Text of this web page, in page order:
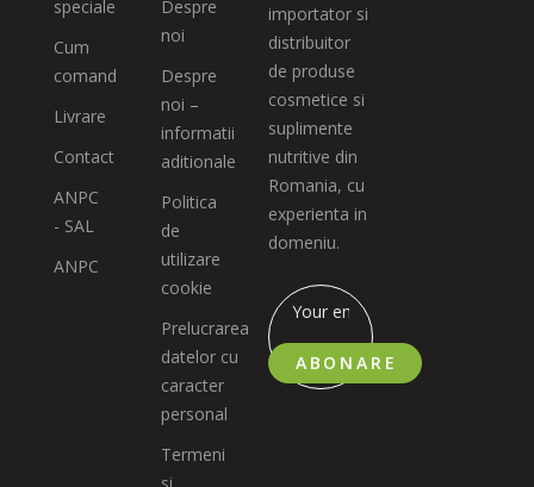
speciale
Cum
comand
Livrare
Contact
ANPC
- SAL
ANPC
Despre
noi
Despre
noi –
informatii
aditionale
Politica
de
utilizare
cookie
Prelucrarea
datelor cu
caracter
personal
Termeni
importator si
distribuitor
de produse
cosmetice si
suplimente
nutritive din
Romania, cu
experienta in
domeniu.
ABONARE